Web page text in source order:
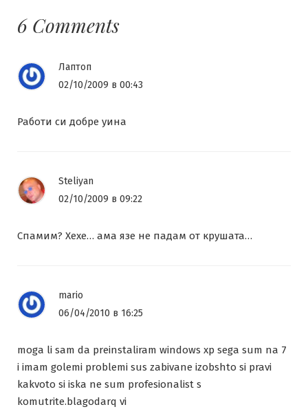
6 Comments
Лаптоп
02/10/2009 в 00:43
Работи си добре уина
Steliyan
02/10/2009 в 09:22
Спамим? Хехе… ама язе не падам от крушата…
mario
06/04/2010 в 16:25
moga li sam da preinstaliram windows xp sega sum na 7
i imam golemi problemi sus zabivane izobshto si pravi
kakvoto si iska ne sum profesionalist s
komutrite.blagodarq vi